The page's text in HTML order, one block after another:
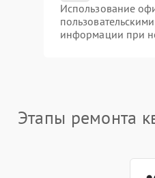
Использование
информации при
Этапы ремонта